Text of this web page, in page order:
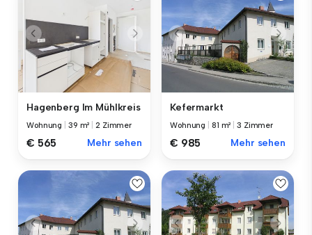
Hagenberg Im Mühlkreis
Wohnung 39 m² |2 Zimmer
€ 565 Mehr sehen
Kefermarkt
Wohnung 81 m² |3 Zimmer
€ 985 Mehr sehen